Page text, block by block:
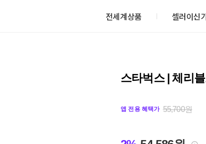
전세계상품 셀러이신
스타벅스 | 체리
앱 전용 혜택가 55,700원